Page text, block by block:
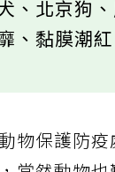
、北京狗
、黏膜潮
物保護防